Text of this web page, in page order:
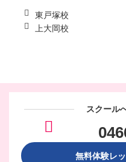
東戸塚校
上大岡校
スクール
無料体験レ